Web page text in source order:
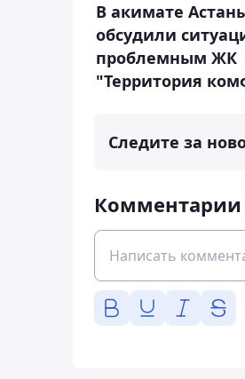
В акимате
обсудили
проблемным ЖК
"Территория
Следите за
Комментарии